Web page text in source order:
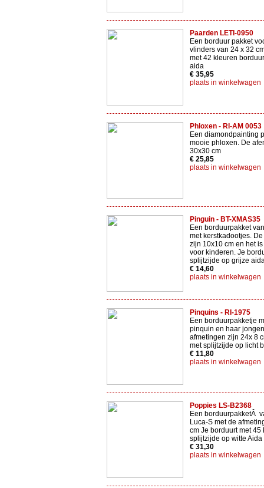
Paarden LETI-0950
Een borduur pakket
vlinders van 24 x 32
met 42 kleuren
aida
€ 35,95
plaats in winkelwagen
Phloxen - RI-AM 0053
Een diamondpainting
mooie phloxen. De
30x30 cm
€ 25,85
plaats in winkelwagen
Pinguin - BT-XMAS35
Een borduurpakket
met kerstkadootjes.
zijn 10x10 cm en het
voor kinderen. Je
splijtzijde op grijze
€ 14,60
plaats in winkelwagen
Pinquins - RI-1975
Een borduurpakketje
pinquin en haar
afmetingen zijn 24x 8
met splijtzijde op licht
€ 11,80
plaats in winkelwagen
Poppies LS-B2368
Een borduurpakketÂ
Luca-S met de
cm Je borduurt met 45
splijtzijde op witte
€ 31,30
plaats in winkelwagen